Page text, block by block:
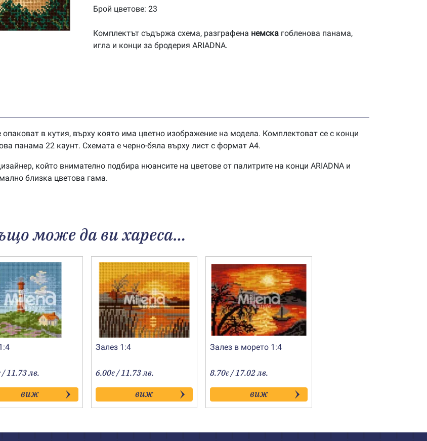
Брой цветове: 23
Комплектът съдържа схема, разграфена немска гобленова панама,
игла и конци за бродерия ARIADNA.
в кутия, върху която има цветно изображение на модела. Комплектоват се с конци
панама 22 каунт. Схемата е черно-бяла върху лист с формат А4.
който внимателно подбира нюансите на цветове от палитрите на конци ARIADNA и
близка цветова гама.
може да ви хареса…
/ 11.73 лв.
виж
Залез 1:4
6.00€ / 11.73 лв.
виж
Залез в морето 1:4
8.70€ / 17.02 лв.
виж